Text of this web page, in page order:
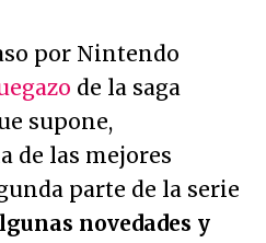
por Nintendo
de la saga
supone,
de las mejores
parte de la serie
novedades y